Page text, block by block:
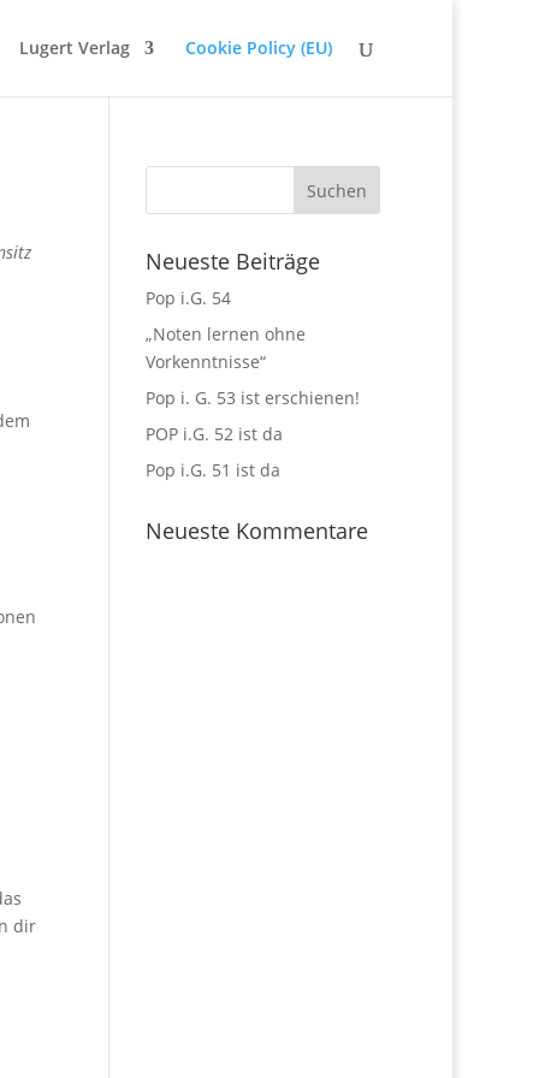
Lugert Verlag Cookie Policy (EU)
dir
Neueste Beiträge
Pop i.G. 54
„Noten lernen ohne
Vorkenntnisse“
Pop i. G. 53 ist erschienen!
POP i.G. 52 ist da
Pop i.G. 51 ist da
Neueste Kommentare